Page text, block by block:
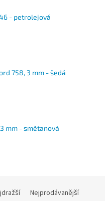
- petrolejová
758, 3 mm - šedá
mm - smětanová
Nejprodávanější